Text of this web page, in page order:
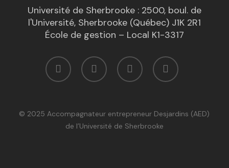
Université de Sherbrooke : 2500, boul. de
l'Université, Sherbrooke (Québec) J1K 2R1
École de gestion – Local K1-3317
facebook linkedin youtube email
© 2025 Accompagnateur entrepreneur Desjardins (AED)
de l’Université de Sherbrooke